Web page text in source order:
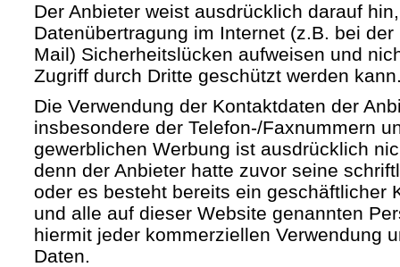
Der Anbieter weist ausdrücklich darauf
Datenübertragung im Internet (z.B. bei
Mail) Sicherheitslücken aufweisen und
Zugriff durch Dritte geschützt werden
Die Verwendung der Kontaktdaten der
insbesondere der Telefon-/Faxnummern
gewerblichen Werbung ist ausdrücklich
denn der Anbieter hatte zuvor seine
oder es besteht bereits ein geschäftlicher
und alle auf dieser Website genannten
hiermit jeder kommerziellen Verwendung
Daten.